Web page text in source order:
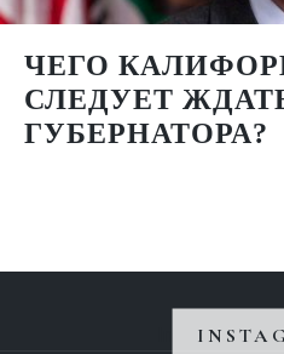
ЧЕГО
СЛЕДУЕТ
ГУБЕРНАТОРА?
Instagram не